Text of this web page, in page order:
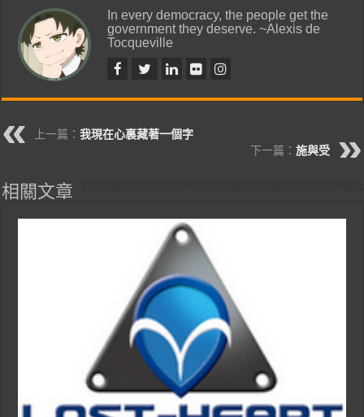
In every democracy, the people get the
government they deserve. ~Alexis de
Tocqueville
上一篇：我現在心裏藏著一個字
下一篇： 施與受
相關文章